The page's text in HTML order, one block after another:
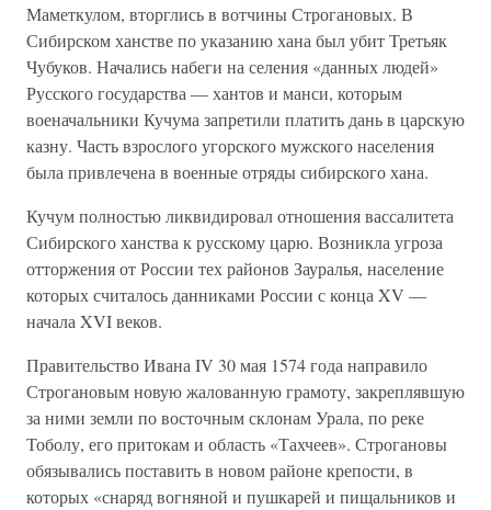
Маметкулом, вторглись в вотчины Строгановых. В
Сибирском ханстве по указанию хана был убит Третьяк
Чубуков. Начались набеги на селения «данных людей»
Русского государства — хантов и манси, которым
военачальники Кучума запретили платить дань в царскую
казну. Часть взрослого угорского мужского населения
была привлечена в военные отряды сибирского хана.
Кучум полностью ликвидировал отношения вассалитета
Сибирского ханства к русскому царю. Возникла угроза
отторжения от России тех районов Зауралья, население
которых считалось данниками России с конца XV —
начала XVI веков.
Правительство Ивана IV 30 мая 1574 года направило
Строгановым новую жалованную грамоту, закреплявшую
за ними земли по восточным склонам Урала, по реке
Тоболу, его притокам и область «Тахчеев». Строгановы
обязывались поставить в новом районе крепости, в
которых «снаряд вогняной и пушкарей и пищальников и